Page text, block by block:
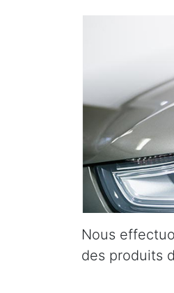
Nous
des produits